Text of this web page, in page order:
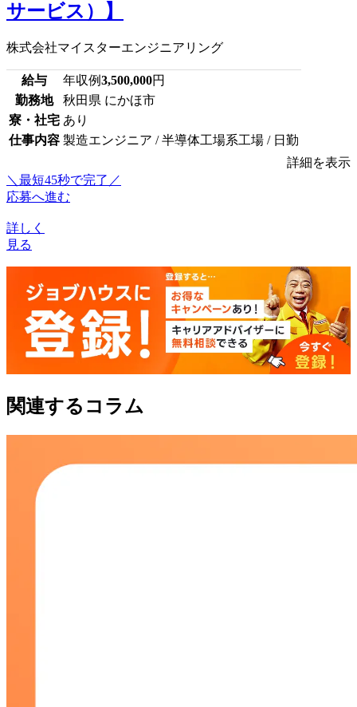
サービス）】
株式会社マイスターエンジニアリング
給与 年収例3,500,000円
勤務地
秋田県 にかほ市
寮・社宅 あり
仕事内容 製造エンジニア / 半導体工場系工場 / 日勤
詳細を表示
＼最短45秒で完了／
応募へ進む
詳しく
見る
関連するコラム